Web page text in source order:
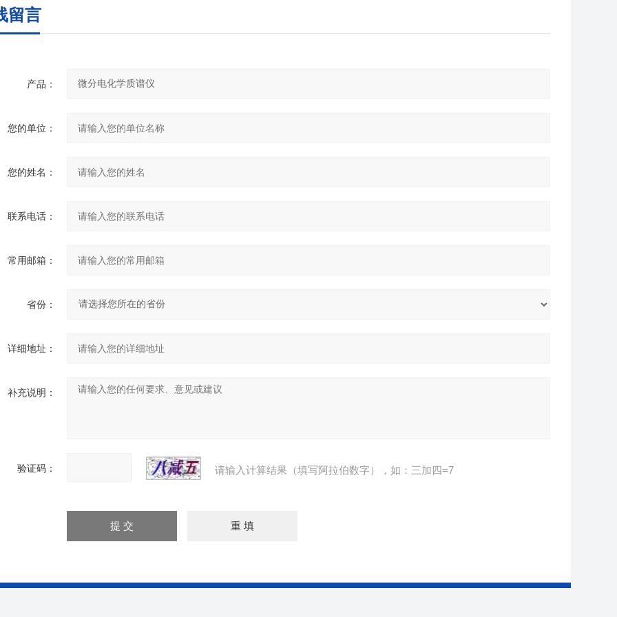
留言
产品：
您的单位：
您的姓名：
联系电话：
常用邮箱：
省份：
详细地址：
补充说明：
验证码： 请输入计算结果（填写阿拉伯数字），如：三加四=7